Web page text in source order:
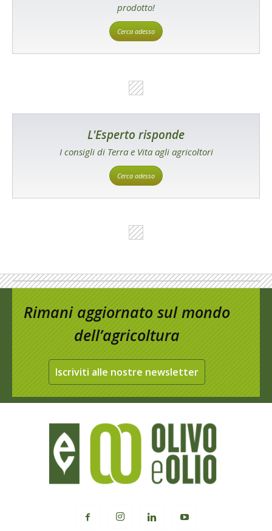
prodotto!
Cerca adesso
L'Esperto risponde
I consigli di Terra e Vita agli agricoltori
Cerca adesso
Rimani aggiornato sul mondo
dell’agricoltura
Iscriviti alle nostre newsletter